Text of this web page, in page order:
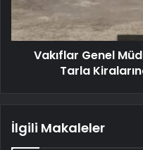
Vakıflar Genel
Tarla
İlgili Makaleler